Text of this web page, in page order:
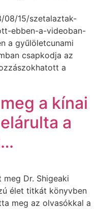
08/15/szetalaztak-
ebben-a-videoban-
a gyűlöletcunami
csapkodja az
a
a kínai
a
Dr. Shigeaki
élet titkát könyvben
meg az olvasókkal a